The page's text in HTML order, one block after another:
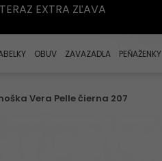
EXTRA ZĽAVA
OBUV ZAVAZADLA PEŇAŽENKY
Vera Pelle čierna 207